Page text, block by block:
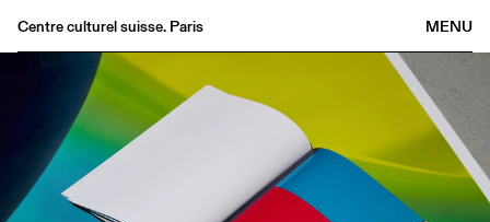
MENU
Centre culturel suisse. Paris
Buvette
Archives
Médiathèque